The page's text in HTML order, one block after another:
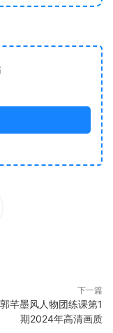
下一篇
芊墨风人物团练课第1
期2024年高清画质